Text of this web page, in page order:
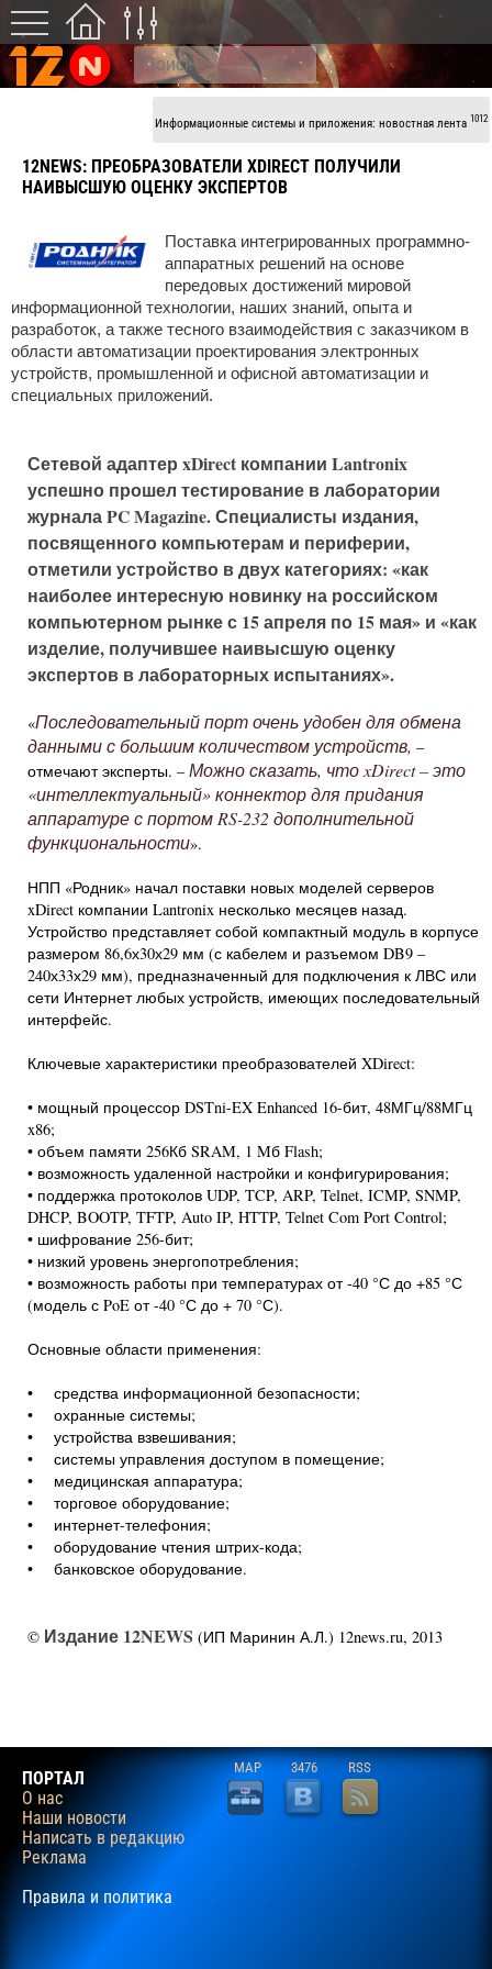
Информационные системы и приложения: новостная лента 1012
12NEWS: ПРЕОБРАЗОВАТЕЛИ XDIRECT ПОЛУЧИЛИ
НАИВЫСШУЮ ОЦЕНКУ ЭКСПЕРТОВ
Поставка интегрированных программно-
аппаратных решений на основе
передовых достижений мировой
информационной технологии, наших знаний, опыта и
разработок, а также тесного взаимодействия с заказчиком в
области автоматизации проектирования электронных
устройств, промышленной и офисной автоматизации и
специальных приложений.
Сетевой адаптер xDirect компании Lantronix
успешно прошел тестирование в лаборатории
журнала PC Magazine. Специалисты издания,
посвященного компьютерам и периферии,
отметили устройство в двух категориях: «как
наиболее интересную новинку на российском
компьютерном рынке с 15 апреля по 15 мая» и «как
изделие, получившее наивысшую оценку
экспертов в лабораторных испытаниях».
«Последовательный порт очень удобен для обмена
данными с большим количеством устройств, –
отмечают эксперты. –Можно сказать, что xDirect – это
«интеллектуальный» коннектор для придания
аппаратуре с портом RS-232 дополнительной
функциональности».
НПП «Родник» начал поставки новых моделей серверов
xDirect компании Lantronix несколько месяцев назад.
Устройство представляет собой компактный модуль в корпусе
размером 86,6х30х29 мм (с кабелем и разъемом DB9 –
240х33х29 мм), предназначенный для подключения к ЛВС или
сети Интернет любых устройств, имеющих последовательный
интерфейс.
Ключевые характеристики преобразователей XDirect:
• мощный процессор DSTni-EX Enhanced 16-бит, 48МГц/88МГц
x86;
• объем памяти 256Кб SRAM, 1 Mб Flash;
• возможность удаленной настройки и конфигурирования;
• поддержка протоколов UDP, TCP, ARP, Telnet, ICMP, SNMP,
DHCP, BOOTP, TFTP, Auto IP, HTTP, Telnet Com Port Control;
• шифрование 256-бит;
• низкий уровень энергопотребления;
• возможность работы при температурах от -40 °С до +85 °С
(модель с PoE от -40 °С до + 70 °С).
Основные области применения:
• средства информационной безопасности;
• охранные системы;
• устройства взвешивания;
• системы управления доступом в помещение;
• медицинская аппаратура;
• торговое оборудование;
• интернет-телефония;
• оборудование чтения штрих-кода;
• банковское оборудование.
© Издание 12NEWS (ИП Маринин А.Л.) 12news.ru, 2013
ПОРТАЛ
О нас
Наши новости
Написать в редакцию
Реклама
Правила и политика
MAP 3476 RSS